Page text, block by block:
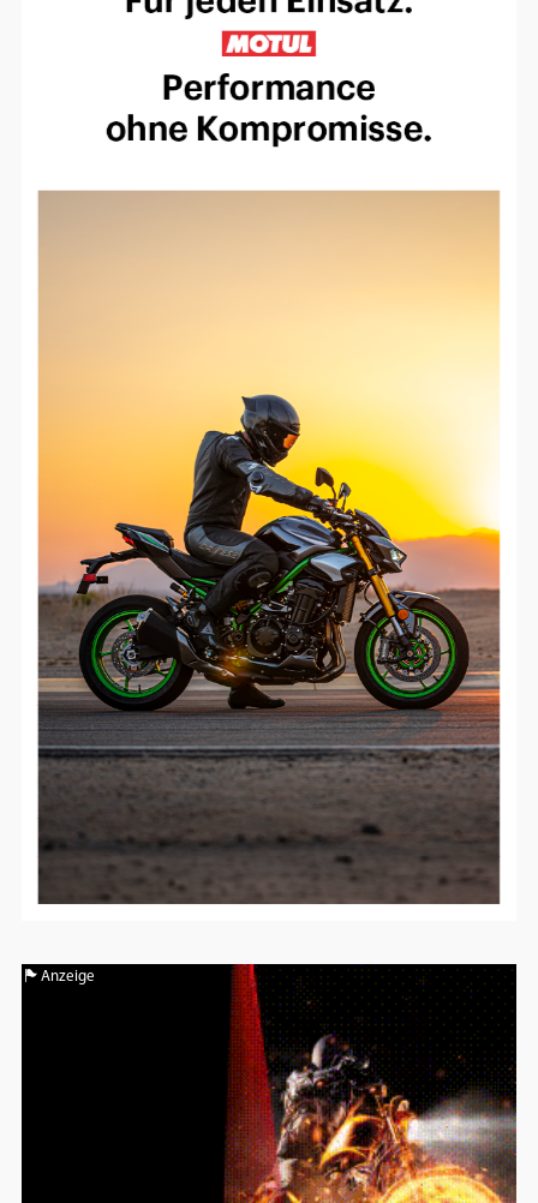
Anzeige